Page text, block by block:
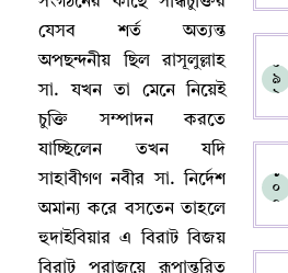
যেসব শর্ত অত্যন্ত
অপছন্দনীয় ছিল রাসূলুল্লাহ
সা. যখন তা মেনে নিয়েই
চুক্তি সম্পাদন করতে
যাচ্ছিলেন তখন যদি
সাহাবীগণ নবীর সা. নির্দেশ
অমান্য করে বসতেন তাহলে
হুদাইবিয়ার এ বিরাট বিজয়
বিরাট পরাজয়ে রূপান্তরিত
০
৯
৯
১
০
০